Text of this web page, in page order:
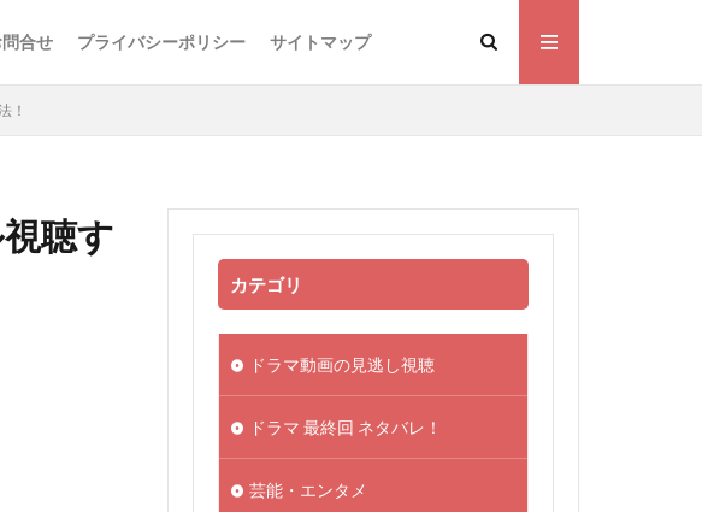
合せ プライバシーポリシー サイトマップ
！
聴す
カテゴリ
ドラマ動画の見逃し視聴
ドラマ 最終回 ネタバレ！
芸能・エンタメ